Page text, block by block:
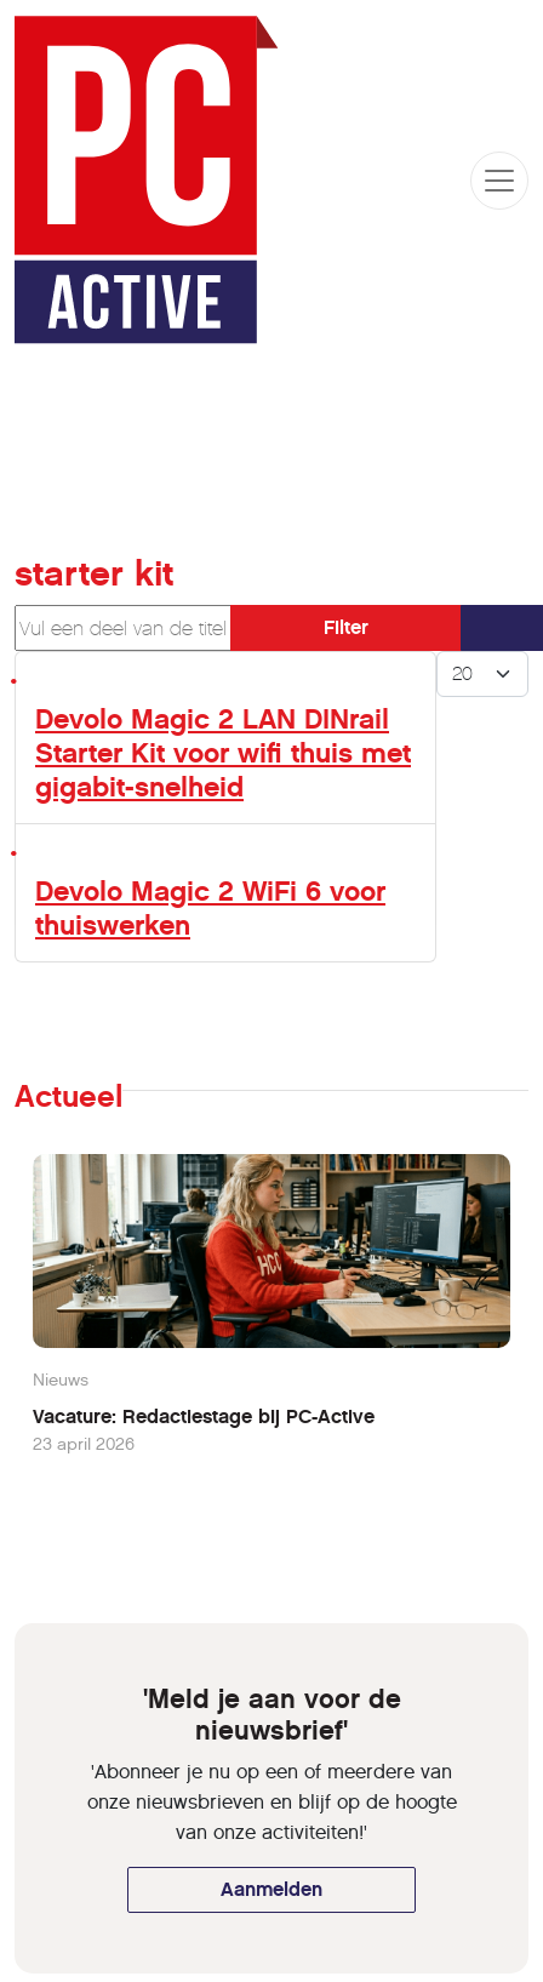
starter kit
Vul een deel van de titel in
Filter
Toon #
Devolo Magic 2 LAN DINrail
Starter Kit voor wifi thuis met
gigabit-snelheid
Devolo Magic 2 WiFi 6 voor
thuiswerken
Actueel
Nieuws
Vacature: Redactiestage bij PC-Active
23 april 2026
'Meld je aan voor de
nieuwsbrief'
'Abonneer je nu op een of meerdere van
onze nieuwsbrieven en blijf op de hoogte
van onze activiteiten!'
Aanmelden